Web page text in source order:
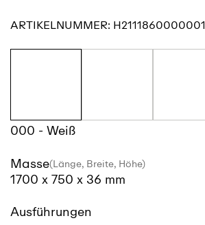
ARTIKELNUMMER: H2111860000001
000 - Weiß
Masse(Länge, Breite, Höhe)
1700 x 750 x 36 mm
Ausführungen